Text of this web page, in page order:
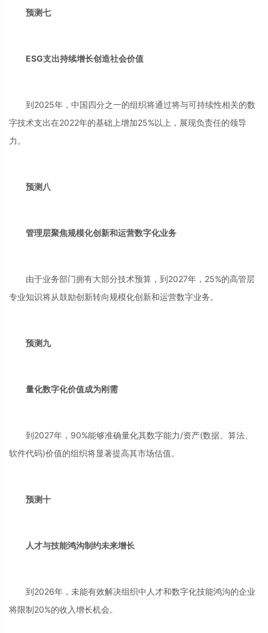
预测七
ESG支出持续增长创造社会价值
到2025年，中国四分之一的组织将通过将与可持续性相关的数
字技术支出在2022年的基础上增加25%以上，展现负责任的领导
力。
预测八
管理层聚焦规模化创新和运营数字化业务
由于业务部门拥有大部分技术预算，到2027年，25%的高管层
专业知识将从鼓励创新转向规模化创新和运营数字业务。
预测九
量化数字化价值成为刚需
到2027年，90%能够准确量化其数字能力/资产(数据、算法、
软件代码)价值的组织将显著提高其市场估值。
预测十
人才与技能鸿沟制约未来增长
到2026年，未能有效解决组织中人才和数字化技能鸿沟的企业
将限制20%的收入增长机会。